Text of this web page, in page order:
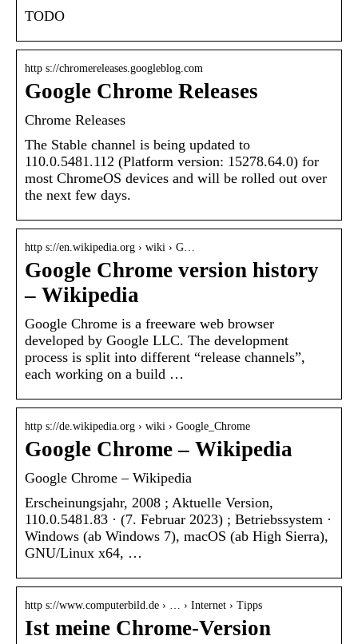
TODO
http s://chromereleases.googleblog.com
Google Chrome Releases
Chrome Releases
The Stable channel is being updated to
110.0.5481.112 (Platform version: 15278.64.0) for
most ChromeOS devices and will be rolled out over
the next few days.
http s://en.wikipedia.org › wiki › G…
Google Chrome version history
– Wikipedia
Google Chrome is a freeware web browser
developed by Google LLC. The development
process is split into different “release channels”,
each working on a build …
http s://de.wikipedia.org › wiki › Google_Chrome
Google Chrome – Wikipedia
Google Chrome – Wikipedia
Erscheinungsjahr, 2008 ; Aktuelle Version,
110.0.5481.83 · (7. Februar 2023) ; Betriebssystem ·
Windows (ab Windows 7), macOS (ab High Sierra),
GNU/Linux x64, …
http s://www.computerbild.de › … › Internet › Tipps
Ist meine Chrome-Version